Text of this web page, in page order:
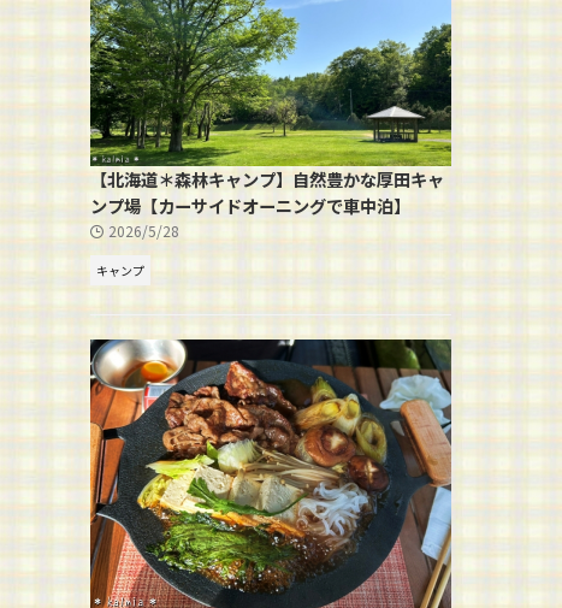
【北海道＊森林キャンプ】自然豊かな厚田キャ
ンプ場【カーサイドオーニングで車中泊】
2026/5/28
キャンプ